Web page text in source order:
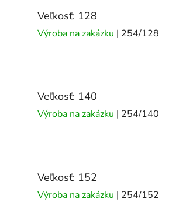
Veľkosť: 128
Výroba na zakázku | 254/128
Veľkosť: 140
Výroba na zakázku | 254/140
Veľkosť: 152
Výroba na zakázku | 254/152